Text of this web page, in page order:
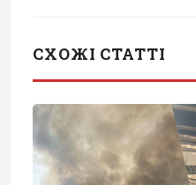
СХОЖІ СТАТТІ